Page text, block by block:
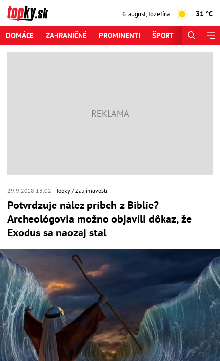
6. august,Jozefína 31 °C
DOMÁCE ZAHRANIČNÉ PROMINENTI ŠPORT
29.9.2018 13:02 Topky Zaujímavosti
Potvrdzuje nález príbeh z Biblie?
Archeológovia možno objavili dôkaz, že
Exodus sa naozaj stal